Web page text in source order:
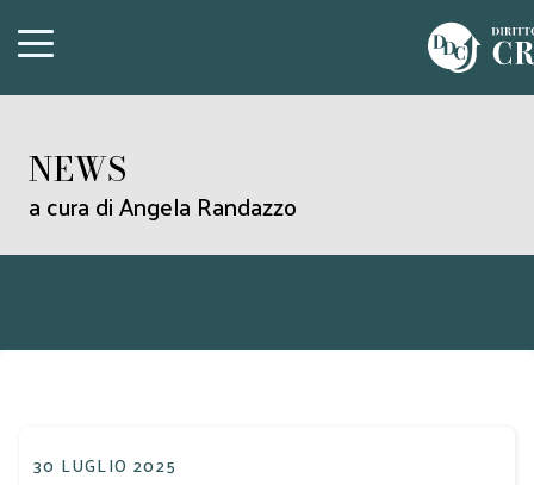
NEWS
a cura di Angela Randazzo
30 LUGLIO 2025